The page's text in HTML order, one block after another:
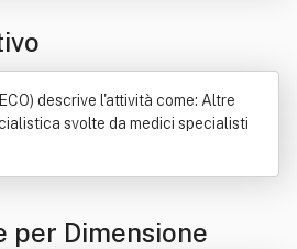
descrive l'attività come: Altre
svolte da medici specialisti
per Dimensione